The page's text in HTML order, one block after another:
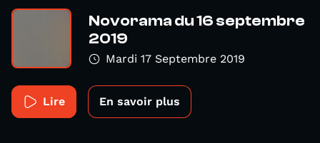
Novorama du 16 septembre
2019
Mardi 17 Septembre 2019
Lire En savoir plus